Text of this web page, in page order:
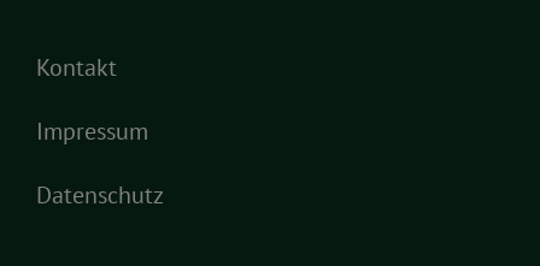
Kontakt
Impressum
Datenschutz